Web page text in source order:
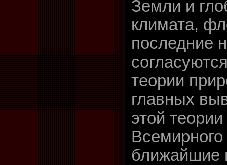
Земли и
климата,
последние
теории
главных
этой
ближайшие